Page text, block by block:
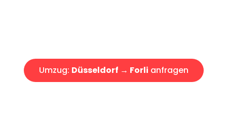
Umzug: Düsseldorf → Forli anfragen